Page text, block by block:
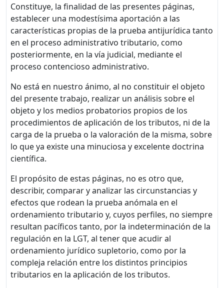
Constituye, la finalidad de las presentes páginas,
establecer una modestísima aportación a las
características propias de la prueba antijurídica tanto
en el proceso administrativo tributario, como
posteriormente, en la vía judicial, mediante el
proceso contencioso administrativo.
No está en nuestro ánimo, al no constituir el objeto
del presente trabajo, realizar un análisis sobre el
objeto y los medios probatorios propios de los
procedimientos de aplicación de los tributos, ni de la
carga de la prueba o la valoración de la misma, sobre
lo que ya existe una minuciosa y excelente doctrina
científica.
El propósito de estas páginas, no es otro que,
describir, comparar y analizar las circunstancias y
efectos que rodean la prueba anómala en el
ordenamiento tributario y, cuyos perfiles, no siempre
resultan pacíficos tanto, por la indeterminación de la
regulación en la LGT, al tener que acudir al
ordenamiento jurídico supletorio, como por la
compleja relación entre los distintos principios
tributarios en la aplicación de los tributos.